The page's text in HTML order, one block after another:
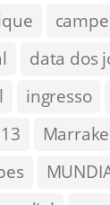
data dos
ingresso